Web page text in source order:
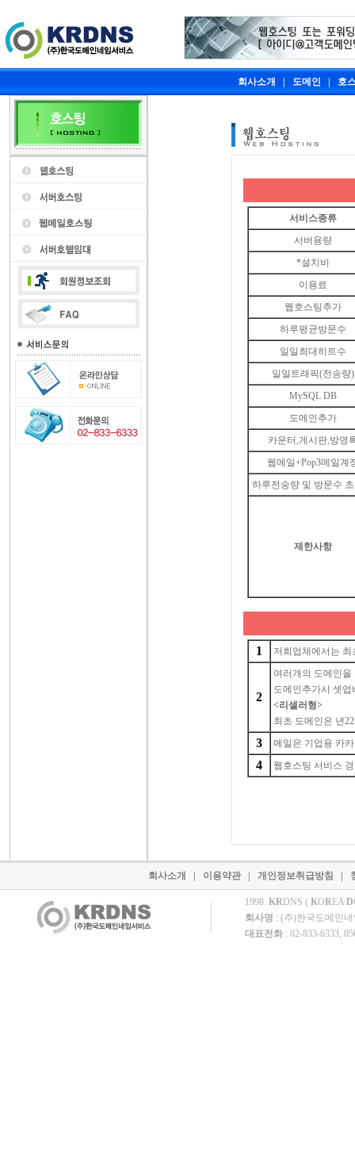
회사소개 도메인 호
서비스종류
서버용량
*설치비
이용료
웹호스팅추가
하루평균방문수
일일최대히트수
일일트래픽(전송량)
MySQL DB
도메인추가
카운터,게시판,방명
웹메일+Pop3메일계
하루전송량 및 방문수
제한사항
1 저희업체에서는
2
여러개의 도메인
도메인추가시 셋업
<리셀러형>
최초 도메인은 년
3 메일은 기업용 카
4 웹호스팅 서비스
회사소개 이용약관 개인정보취급방침
1998. KRDNS ( KOREA D
회사명 : (주)한국도메인
대표전화 : 02-833-6333,